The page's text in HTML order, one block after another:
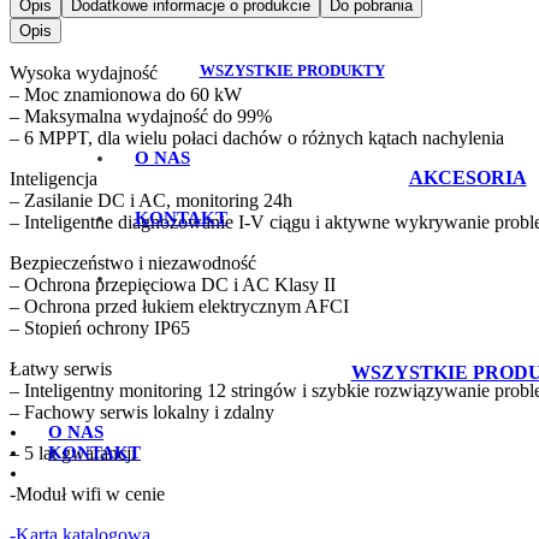
WSZYSTKIE PRODUKTY
O NAS
KONTAKT
AKCESORIA
WSZYSTKIE
O NAS
KONTAKT
Opis Dodatkowe informacje o produkcie
Do pobrania
Opis
Wysoka wydajność
– Moc znamionowa do 60 kW
– Maksymalna wydajność do 99%
– 6 MPPT, dla wielu połaci dachów o różnych kątach nachylenia
Inteligencja
– Zasilanie DC i AC, monitoring 24h
– Inteligentne diagnozowanie I-V ciągu i aktywne wykrywanie
Bezpieczeństwo i niezawodność
– Ochrona przepięciowa DC i AC Klasy II
– Ochrona przed łukiem elektrycznym AFCI
– Stopień ochrony IP65
Łatwy serwis
– Inteligentny monitoring 12 stringów i szybkie rozwiązywanie
– Fachowy serwis lokalny i zdalny
– 5 lat gwarancji
-Moduł wifi w cenie
-Karta katalogowa